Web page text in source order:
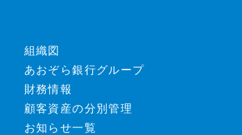
組織図
あおぞら銀行グループ
財務情報
顧客資産の分別管理
お知らせ一覧